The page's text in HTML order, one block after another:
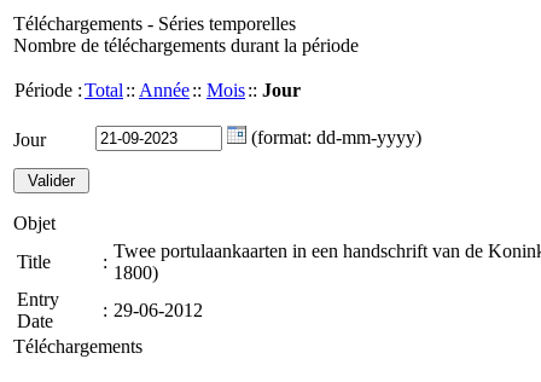
Téléchargements - Séries temporelles
Nombre de téléchargements durant la période
Période :Total :: Année:: Mois:: Jour
Jour (format: dd-mm-yyyy)
Objet
Title
:
Twee portulaankaarten in een handschrift van de
1800)
Entry
Date
: 29-06-2012
Téléchargements